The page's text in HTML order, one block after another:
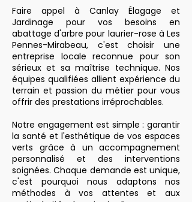
Faire appel à Canlay Élagage et
Jardinage pour vos besoins en
abattage d'arbre pour laurier-rose à Les
Pennes-Mirabeau, c'est choisir une
entreprise locale reconnue pour son
sérieux et sa maîtrise technique. Nos
équipes qualifiées allient expérience du
terrain et passion du métier pour vous
offrir des prestations irréprochables.
Notre engagement est simple : garantir
la santé et l'esthétique de vos espaces
verts grâce à un accompagnement
personnalisé et des interventions
soignées. Chaque demande est unique,
c'est pourquoi nous adaptons nos
méthodes à vos attentes et aux